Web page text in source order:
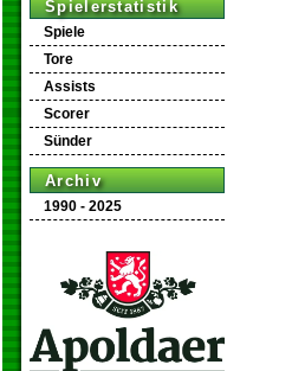
Spielerstatistik
Spiele
Tore
Assists
Scorer
Sünder
Archiv
1990 - 2025